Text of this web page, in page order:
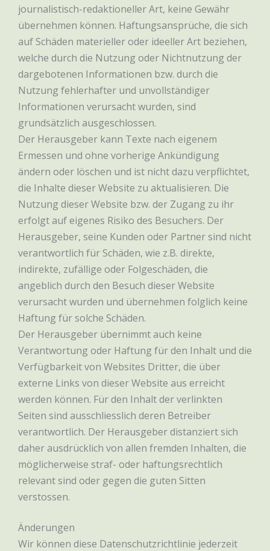
journalistisch-redaktioneller Art, keine Gewähr
übernehmen können. Haftungsansprüche, die sich
auf Schäden materieller oder ideeller Art beziehen,
welche durch die Nutzung oder Nichtnutzung der
dargebotenen Informationen bzw. durch die
Nutzung fehlerhafter und unvollständiger
Informationen verursacht wurden, sind
grundsätzlich ausgeschlossen.
Der Herausgeber kann Texte nach eigenem
Ermessen und ohne vorherige Ankündigung
ändern oder löschen und ist nicht dazu verpflichtet,
die Inhalte dieser Website zu aktualisieren. Die
Nutzung dieser Website bzw. der Zugang zu ihr
erfolgt auf eigenes Risiko des Besuchers. Der
Herausgeber, seine Kunden oder Partner sind nicht
verantwortlich für Schäden, wie z.B. direkte,
indirekte, zufällige oder Folgeschäden, die
angeblich durch den Besuch dieser Website
verursacht wurden und übernehmen folglich keine
Haftung für solche Schäden.
Der Herausgeber übernimmt auch keine
Verantwortung oder Haftung für den Inhalt und die
Verfügbarkeit von Websites Dritter, die über
externe Links von dieser Website aus erreicht
werden können. Für den Inhalt der verlinkten
Seiten sind ausschliesslich deren Betreiber
verantwortlich. Der Herausgeber distanziert sich
daher ausdrücklich von allen fremden Inhalten, die
möglicherweise straf- oder haftungsrechtlich
relevant sind oder gegen die guten Sitten
verstossen.
Änderungen
Wir können diese Datenschutzrichtlinie jederzeit